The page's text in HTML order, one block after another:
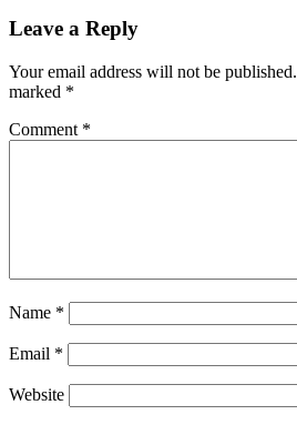
Leave a Reply
Your email address will not be published.
marked *
Comment *
Name *
Email *
Website